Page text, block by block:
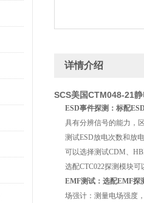
详情介绍
SCS美国CTM048-21
ESD事件探测：标配
具有分辨信号的能力，
测试ESD放电次数和放
可以选择测试CDM、
选配CTC022探测模块
EMF测试：选配EMF探
场强计：测量电场强度